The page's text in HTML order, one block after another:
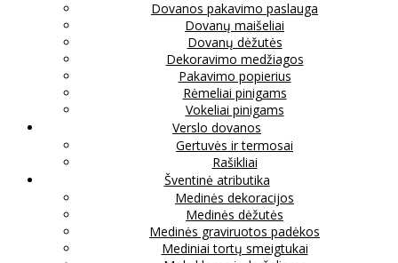
Dovanos pakavimo paslauga
Dovanų maišeliai
Dovanų dėžutės
Dekoravimo medžiagos
Pakavimo popierius
Rėmeliai pinigams
Vokeliai pinigams
Verslo dovanos
Gertuvės ir termosai
Rašikliai
Šventinė atributika
Medinės dekoracijos
Medinės dėžutės
Medinės graviruotos padėkos
Mediniai tortų smeigtukai